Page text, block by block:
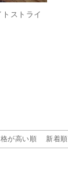
ストライ
が高い順 新着順